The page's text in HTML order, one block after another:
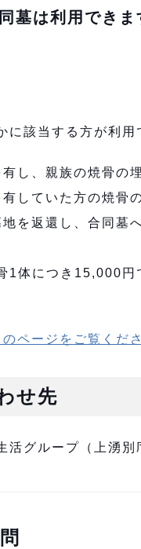
墓は利用できま
該当する方が利用
し、親族の焼骨の
していた方の焼骨
を返還し、合同墓
体につき15,000円
ページをご覧くださ
せ先
活グループ（上湧